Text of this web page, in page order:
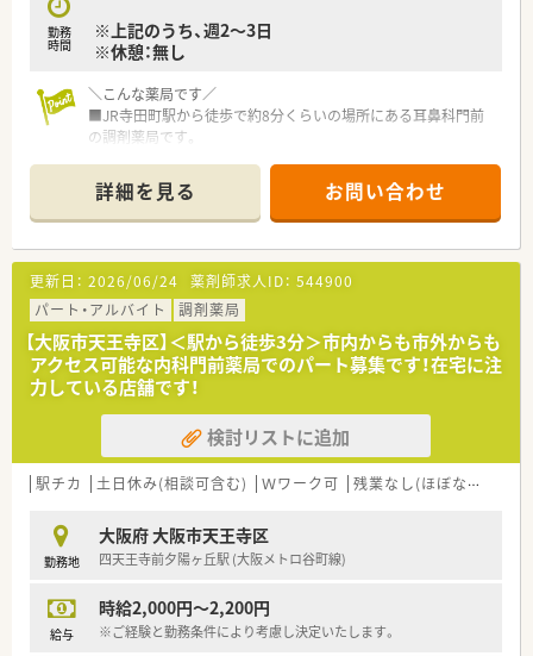
勤務
時間
※上記のうち、週2～3日
※休憩：無し
＼こんな薬局です／
■JR寺田町駅から徒歩で約8分くらいの場所にある耳鼻科門前
の調剤薬局です。
＼こんな方におすすめです／
■少ない時間数から慣れていき、徐々に時間数を増やしていきた
いと考えている方。
＼こんな法人です／
■大阪府吹田市に本社を置く調剤薬局を運営する法人です。調
剤薬局以外に飲食店も経営しており、「ガルル珈琲」「がるる氷」
などの人気店を運営しています。
詳細を見る お問い合わせ
更新日： 2026/06/24 薬剤師求人ID： 544900
パート・アルバイト
調剤薬局
【大阪市天王寺区】＜駅から徒歩3分＞市内からも市外からも
アクセス可能な内科門前薬局でのパート募集です！在宅に注
力している店舗です！
検討リストに追加
駅チカ 土日休み(相談可含む) Ｗワーク可 残業なし(ほぼなし含む)
勤務地
大阪府 大阪市天王寺区
四天王寺前夕陽ヶ丘駅 (大阪メトロ谷町線)
給与
時給2,000円～2,200円
※ご経験と勤務条件により考慮し決定いたします。